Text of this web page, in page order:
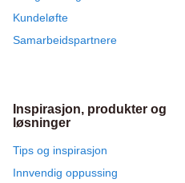
Kundeløfte
Samarbeidspartnere
Inspirasjon, produkter og
løsninger
Tips og inspirasjon
Innvendig oppussing